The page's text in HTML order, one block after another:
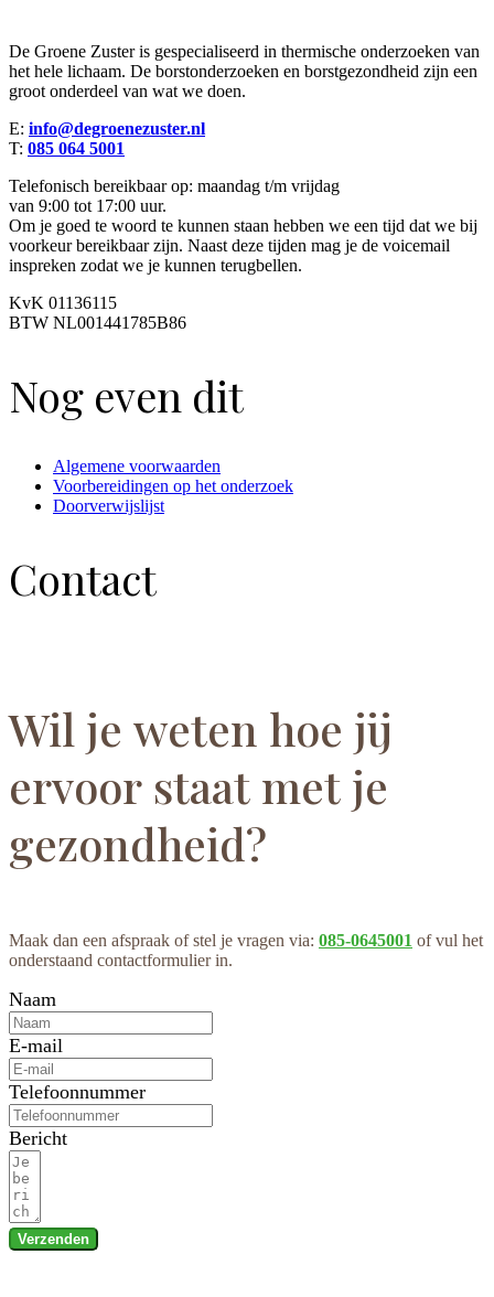
De Groene Zuster is gespecialiseerd in thermische onderzoeken van
het hele lichaam. De borstonderzoeken en borstgezondheid zijn een
groot onderdeel van wat we doen.
E: info@degroenezuster.nl
T: 085 064 5001
Telefonisch bereikbaar op: maandag t/m vrijdag
van 9:00 tot 17:00 uur.
Om je goed te woord te kunnen staan hebben we een tijd dat we bij
voorkeur bereikbaar zijn. Naast deze tijden mag je de voicemail
inspreken zodat we je kunnen terugbellen.
KvK 01136115
BTW NL001441785B86
Nog even dit
Algemene voorwaarden
Voorbereidingen op het onderzoek
Doorverwijslijst
Contact
Wil je weten hoe jij
ervoor staat met je
gezondheid?
Maak dan een afspraak of stel je vragen via: 085-0645001 of vul het
onderstaand contactformulier in.
Naam
E-mail
Telefoonnummer
Bericht
Verzenden